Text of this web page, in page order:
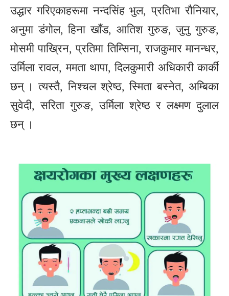
उद्धार गरिएकाहरूमा नन्दसिंह भुल, प्रतिभा रौनियार,
अनुमा डंगोल, हिना खाँड, आतिश गुरुङ, जुनु गुरुङ,
मोसमी पाख्रिन, प्रतिमा तिम्सिना, राजकुमार मानन्धर,
उर्मिला रावल, ममता थापा, दिलकुमारी अधिकारी कार्की
छन् । त्यस्तै, निश्चल श्रेष्ठ, स्मिता बस्नेत, अम्बिका
सुवेदी, सरिता गुरुङ, उर्मिला श्रेष्ठ र लक्ष्मण दुलाल
छन् ।